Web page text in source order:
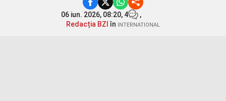
06 iun. 2026, 08:20, 4
,
Redacția BZI în INTERNATIONAL